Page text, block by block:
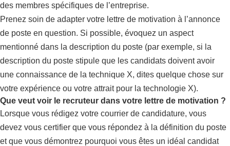
des membres spécifiques de l’entreprise.
Prenez soin de adapter votre lettre de motivation à l’annonce
de poste en question. Si possible, évoquez un aspect
mentionné dans la description du poste (par exemple, si la
description du poste stipule que les candidats doivent avoir
une connaissance de la technique X, dites quelque chose sur
votre expérience ou votre attrait pour la technologie X).
Que veut voir le recruteur dans votre lettre de motivation ?
Lorsque vous rédigez votre courrier de candidature, vous
devez vous certifier que vous répondez à la définition du poste
et que vous démontrez pourquoi vous êtes un idéal candidat